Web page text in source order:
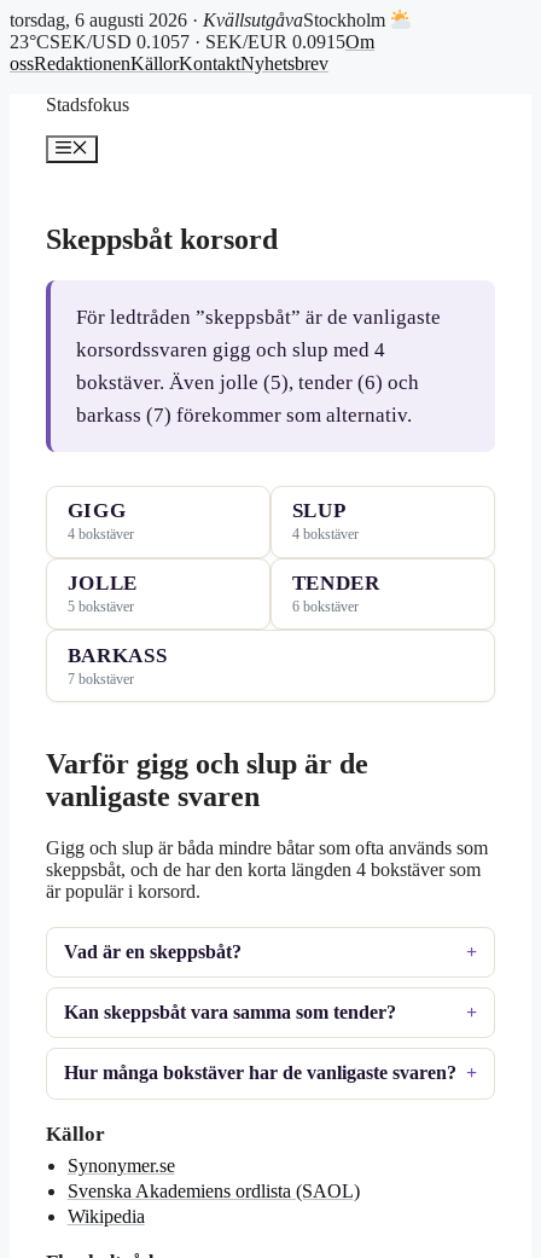
torsdag, 6 augusti 2026 · KvällsutgåvaStockholm
23°CSEK/USD 0.1057 · SEK/EUR 0.0915Om
ossRedaktionenKällorKontaktNyhetsbrev
Stadsfokus
Meny
Skeppsbåt korsord
För ledtråden ”skeppsbåt” är de vanligaste
korsordssvaren gigg och slup med 4
bokstäver. Även jolle (5), tender (6) och
barkass (7) förekommer som alternativ.
GIGG
4 bokstäver
SLUP
4 bokstäver
JOLLE
5 bokstäver
TENDER
6 bokstäver
BARKASS
7 bokstäver
Varför gigg och slup är de
vanligaste svaren
Gigg och slup är båda mindre båtar som ofta används som
skeppsbåt, och de har den korta längden 4 bokstäver som
är populär i korsord.
Vad är en skeppsbåt?
Kan skeppsbåt vara samma som tender?
Hur många bokstäver har de vanligaste svaren?
Källor
Synonymer.se
Svenska Akademiens ordlista (SAOL)
Wikipedia